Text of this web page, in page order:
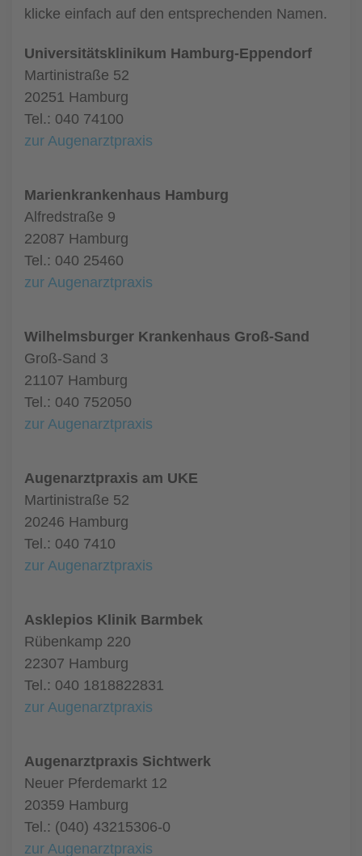
klicke einfach auf den entsprechenden Namen.
Universitätsklinikum Hamburg-Eppendorf
Martinistraße 52
20251 Hamburg
Tel.: 040 74100
zur Augenarztpraxis
Marienkrankenhaus Hamburg
Alfredstraße 9
22087 Hamburg
Tel.: 040 25460
zur Augenarztpraxis
Wilhelmsburger Krankenhaus Groß-Sand
Groß-Sand 3
21107 Hamburg
Tel.: 040 752050
zur Augenarztpraxis
Augenarztpraxis am UKE
Martinistraße 52
20246 Hamburg
Tel.: 040 7410
zur Augenarztpraxis
Asklepios Klinik Barmbek
Rübenkamp 220
22307 Hamburg
Tel.: 040 1818822831
zur Augenarztpraxis
Augenarztpraxis Sichtwerk
Neuer Pferdemarkt 12
20359 Hamburg
Tel.: (040) 43215306-0
zur Augenarztpraxis